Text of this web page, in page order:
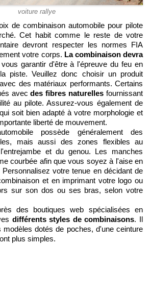
voiture rallye
Cet habit comme le reste de votre
devront respecter les normes FIA
votre corps. La combinaison devra
garantir d'être à l'épreuve du feu en
piste. Veuillez donc choisir un produit
des matériaux performants. Certains
avecdes fibres naturelles fournissant
au pilote. Assurez-vous également de
soit bien adapté à votre morphologie et
liberté de mouvement.
possède généralement des
mais aussi des zones flexibles au
et du genou. Les manches
courbée afin que vous soyez à l'aise en
votre tenue en décidant de
et en imprimant votre logo ou
sur son dos ou ses bras, selon votre
des boutiques web spécialisées en
différents styles de combinaisons. Il
dotés de poches, d'une ceinture
plus simples.